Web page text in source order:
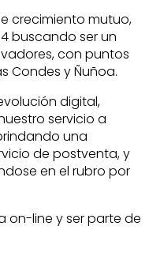
crecimiento mutuo,
buscando ser un
con puntos
Condes y Ñuñoa.
digital,
servicio a
una
de postventa, y
en el rubro por
on-line y ser parte de